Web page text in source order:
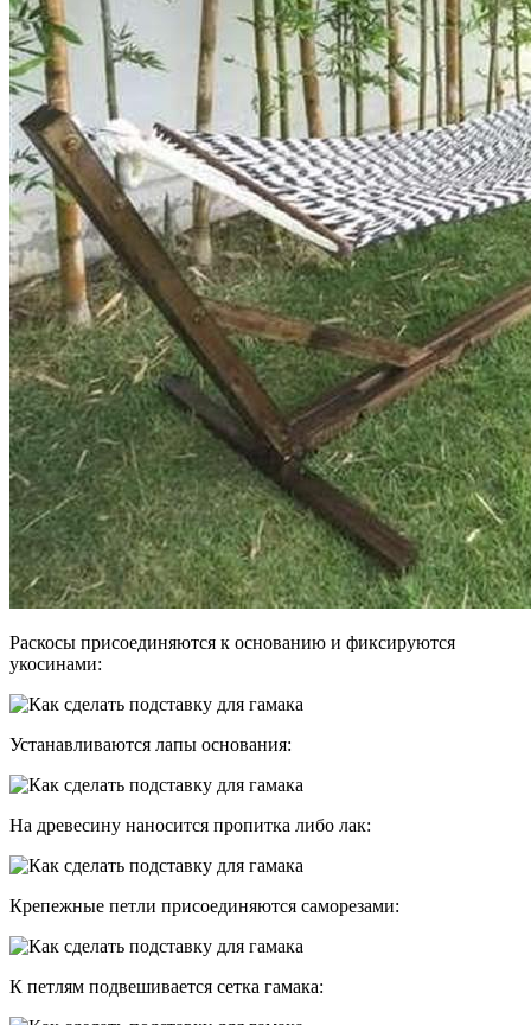
Раскосы присоединяются к основанию и фиксируются
укосинами:
Устанавливаются лапы основания:
На древесину наносится пропитка либо лак:
Крепежные петли присоединяются саморезами:
К петлям подвешивается сетка гамака: